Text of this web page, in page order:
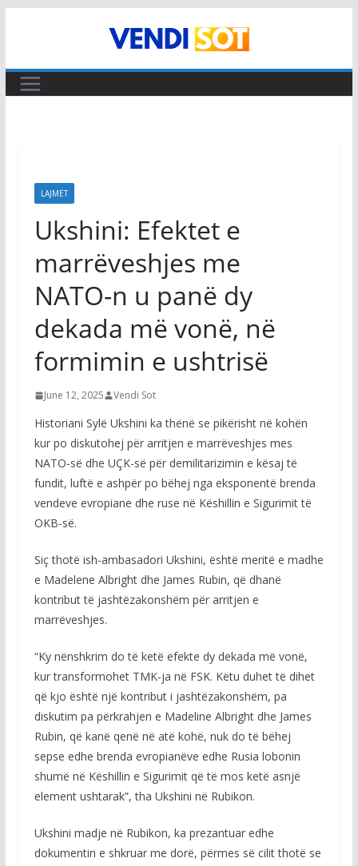
LAJMET
Ukshini: Efektet e
marrëveshjes me
NATO-n u panë dy
dekada më vonë, në
formimin e ushtrisë
June 12, 2025 Vendi Sot
Historiani Sylë Ukshini ka thënë se pikërisht në kohën
kur po diskutohej për arritjen e marrëveshjes mes
NATO-së dhe UÇK-së për demilitarizimin e kësaj të
fundit, luftë e ashpër po bëhej nga eksponentë brenda
vendeve evropiane dhe ruse në Këshillin e Sigurimit të
OKB-së.
Siç thotë ish-ambasadori Ukshini, është meritë e madhe
e Madelene Albright dhe James Rubin, që dhanë
kontribut të jashtëzakonshëm për arritjen e
marrëveshjes.
“Ky nënshkrim do të ketë efekte dy dekada më vonë,
kur transformohet TMK-ja në FSK. Këtu duhet të dihet
që kjo është një kontribut i jashtëzakonshëm, pa
diskutim pa përkrahjen e Madeline Albright dhe James
Rubin, që kanë qenë në atë kohë, nuk do të bëhej
sepse edhe brenda evropianëve edhe Rusia lobonin
shumë në Këshillin e Sigurimit që të mos ketë asnjë
element ushtarak”, tha Ukshini në Rubikon.
Ukshini madje në Rubikon, ka prezantuar edhe
dokumentin e shkruar me dorë, përmes së cilit thotë se